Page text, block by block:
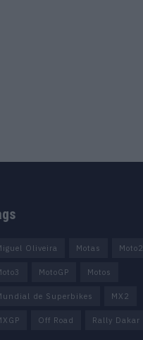
Oliveira Motas Moto2
MotoGP Motos
de Superbikes MX2
Off Road Rally Dakar